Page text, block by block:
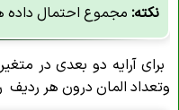
نکته: مجموع احتمال داده ها
وتعداد المان درون هر